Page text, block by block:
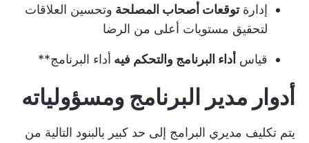
إدارةتوقعات أصحاب المصلحة وتحسين العلاقات
لتحقيق مستويات أعلى من الرضا
قياس أداء البرنامج والتحكم فيه أداء البرنامج**
أدوار مدير البرنامج ومسؤولياته
يتم تكليف مديري البرامج إلى حد كبير بالبنود التالية من